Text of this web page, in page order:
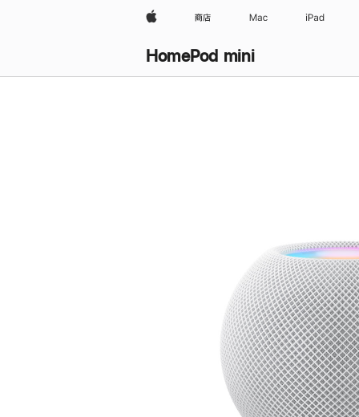
Apple 商店 Mac iPad
HomePod mini